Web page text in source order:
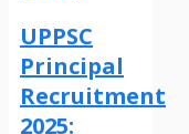
UPPSC
Principal
Recruitment
2025: